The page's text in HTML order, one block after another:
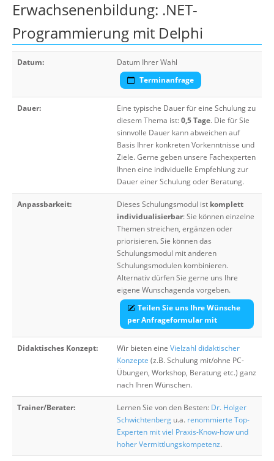
Erwachsenenbildung: .NET-
Programmierung mit Delphi
Datum:
Datum Ihrer Wahl
Terminanfrage
Dauer:
Eine typische Dauer für eine Schulung zu
diesem Thema ist:0,5 Tage. Die für Sie
sinnvolle Dauer kann abweichen auf
Basis Ihrer konkreten Vorkenntnisse und
Ziele. Gerne geben unsere Fachexperten
Ihnen eine individuelle Empfehlung zur
Dauer einer Schulung oder Beratung.
Anpassbarkeit: Dieses Schulungsmodul ist komplett
individualisierbar: Sie können einzelne
Themen streichen, ergänzen oder
priorisieren. Sie können das
Schulungsmodul mit anderen
Schulungsmodulen kombinieren.
Alternativ dürfen Sie gerne uns Ihre
eigene Wunschagenda vorgeben.
Teilen Sie uns Ihre Wünsche
per Anfrageformular mit
Didaktisches Konzept: Wir bieten eine Vielzahl didaktischer
Konzepte (z.B. Schulung mit/ohne PC-
Übungen, Workshop, Beratung etc.) ganz
nach Ihren Wünschen.
Trainer/Berater: Lernen Sie von den Besten: Dr. Holger
Schwichtenberg u.a. renommierte Top-
Experten mit viel Praxis-Know-how und
hoher Vermittlungskompetenz.